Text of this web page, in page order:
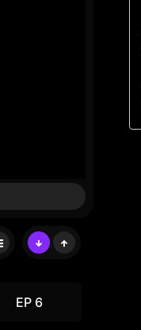
EP 6